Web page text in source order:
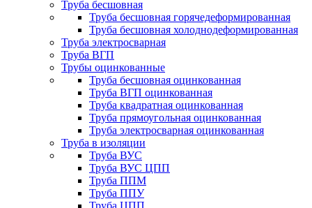
Труба бесшовная
Труба бесшовная горячедеформированная
Труба бесшовная холоднодеформированная
Труба электросварная
Труба ВГП
Трубы оцинкованные
Труба бесшовная оцинкованная
Труба ВГП оцинкованная
Труба квадратная оцинкованная
Труба прямоугольная оцинкованная
Труба электросварная оцинкованная
Труба в изоляции
Труба ВУС
Труба ВУС ЦПП
Труба ППМ
Труба ППУ
Труба ЦПП